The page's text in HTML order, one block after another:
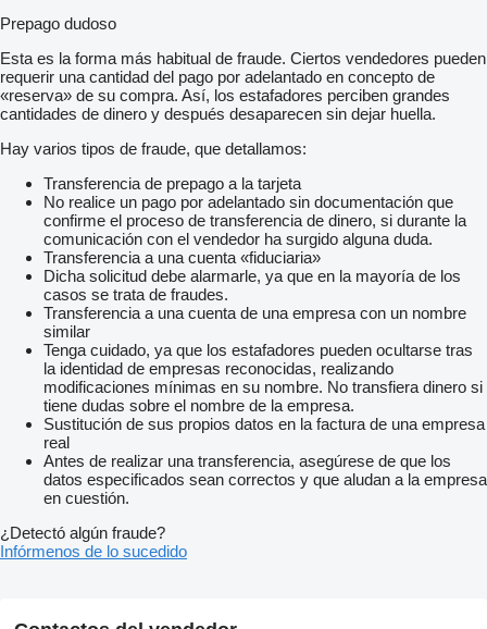
Prepago dudoso
Esta es la forma más habitual de fraude. Ciertos vendedores pueden
requerir una cantidad del pago por adelantado en concepto de
«reserva» de su compra. Así, los estafadores perciben grandes
cantidades de dinero y después desaparecen sin dejar huella.
Hay varios tipos de fraude, que detallamos:
Transferencia de prepago a la tarjeta
No realice un pago por adelantado sin documentación que
confirme el proceso de transferencia de dinero, si durante la
comunicación con el vendedor ha surgido alguna duda.
Transferencia a una cuenta «fiduciaria»
Dicha solicitud debe alarmarle, ya que en la mayoría de los
casos se trata de fraudes.
Transferencia a una cuenta de una empresa con un nombre
similar
Tenga cuidado, ya que los estafadores pueden ocultarse tras
la identidad de empresas reconocidas, realizando
modificaciones mínimas en su nombre. No transfiera dinero si
tiene dudas sobre el nombre de la empresa.
Sustitución de sus propios datos en la factura de una empresa
real
Antes de realizar una transferencia, asegúrese de que los
datos especificados sean correctos y que aludan a la empresa
en cuestión.
¿Detectó algún fraude?
Infórmenos de lo sucedido